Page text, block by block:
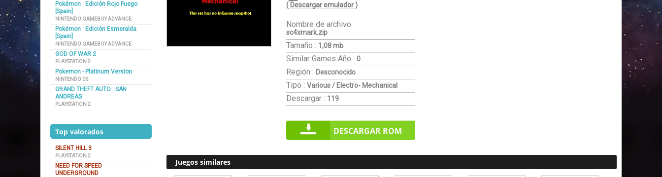
Pokémon : Edición Rojo Fuego
[Spain]
NINTENDO GAMEBOY ADVANCE
Pokémon : Edición Esmeralda
[Spain]
NINTENDO GAMEBOY ADVANCE
GOD OF WAR 2
PLAYSTATION 2
Pokemon - Platinum Version
NINTENDO DS
GRAND THEFT AUTO : SAN
ANDREAS
PLAYSTATION 2
Top valorados
SILENT HILL 3
PLAYSTATION 2
NEED FOR SPEED
UNDERGROUND
( Descargar emulador )
Nombre de archivo
sc4xmark.zip
Tamaño : 1,08 mb
Similar GamesAño : 0
Región : Desconocido
Tipo : Various / Electro- Mechanical
Descargar : 119
DESCARGAR ROM
Juegos similares